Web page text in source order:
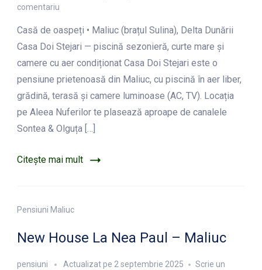
comentariu
Doi
Stejari
Maliuc
Casă de oaspeți • Maliuc (brațul Sulina), Delta Dunării
Casa Doi Stejari — piscină sezonieră, curte mare și
camere cu aer condiționat Casa Doi Stejari este o
pensiune prietenoasă din Maliuc, cu piscină în aer liber,
grădină, terasă și camere luminoase (AC, TV). Locația
pe Aleea Nuferilor te plasează aproape de canalele
Sontea & Olguța […]
Citește mai mult
Pensiuni Maliuc
New House La Nea Paul – Maliuc
pensiuni Actualizat pe 2 septembrie 2025 Scrie un